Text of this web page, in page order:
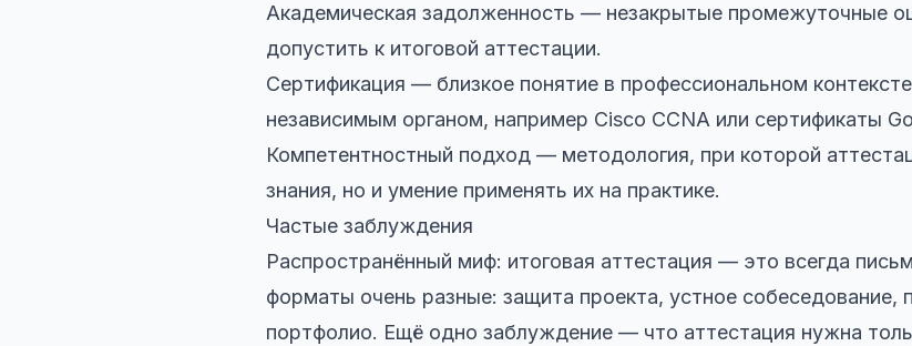
Академическая задолженность — незакрытые промежуточные
допустить к итоговой аттестации.
Сертификация — близкое понятие в профессиональном
независимым органом, например Cisco CCNA или сертификаты
Компетентностный подход — методология, при которой
знания, но и умение применять их на практике.
Частые заблуждения
Распространённый миф: итоговая аттестация — это всегда
форматы очень разные: защита проекта, устное собеседование,
портфолио. Ещё одно заблуждение — что аттестация нужна